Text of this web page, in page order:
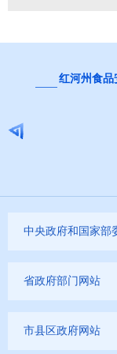
红河州食品
中央政府和国家部
省政府部门网站
市县区政府网站